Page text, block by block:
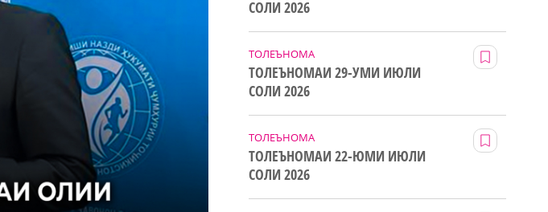
СОЛИ 2026
ТОЛЕЪНОМА
ТОЛЕЪНОМАИ 29-УМИ ИЮЛИ
СОЛИ 2026
ТОЛЕЪНОМА
ТОЛЕЪНОМАИ 22-ЮМИ ИЮЛИ
СОЛИ 2026